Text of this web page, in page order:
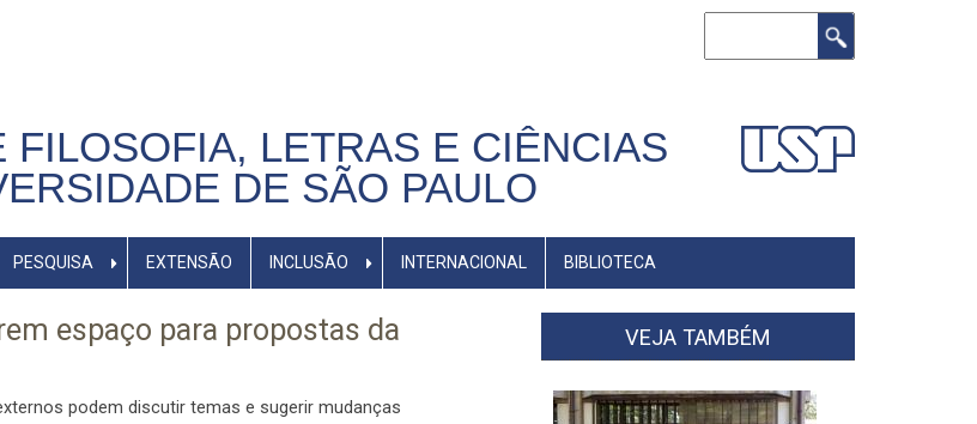
FILOSOFIA, LETRAS E CIÊNCIAS
DE SÃO PAULO
PESQUISA EXTENSÃO INCLUSÃO INTERNACIONAL BIBLIOTECA
espaço para propostas da
podem discutir temas e sugerir mudanças
VEJA TAMBÉM